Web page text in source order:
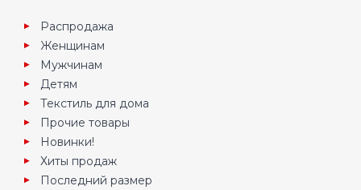
Распродажа
Женщинам
Мужчинам
Детям
Текстиль для дома
Прочие товары
Новинки!
Хиты продаж
Последний размер